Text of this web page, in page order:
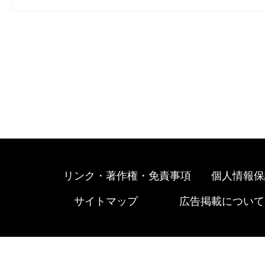
リンク・著作権・免責事項 個人情報
サイトマップ 広告掲載について